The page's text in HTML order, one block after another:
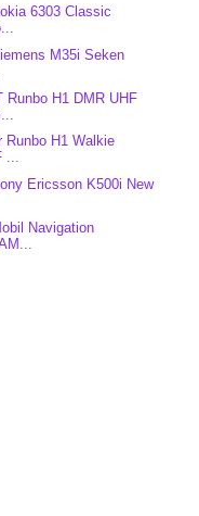
6303 Classic
M35i Seken
Runbo H1 DMR UHF
Runbo H1 Walkie
...
Ericsson K500i New
Navigation